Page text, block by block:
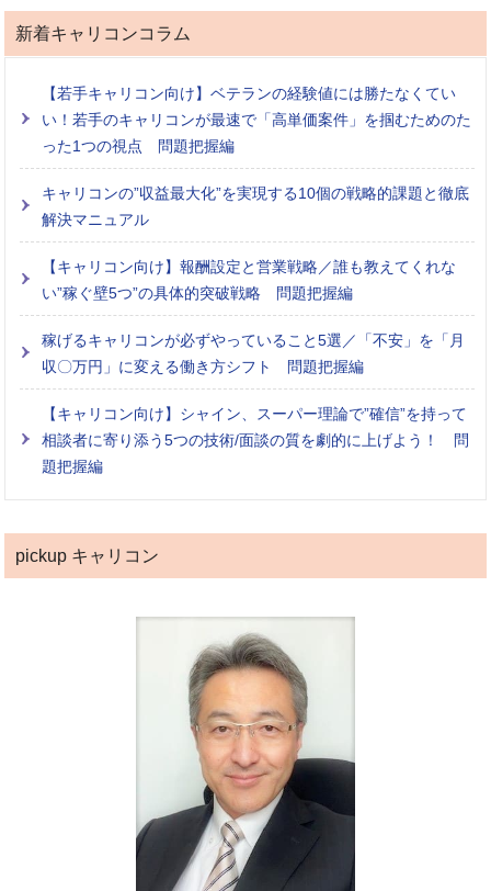
新着キャリコンコラム
【若手キャリコン向け】ベテランの経験値には勝たなくてい
い！若手のキャリコンが最速で「高単価案件」を掴むためのた
った1つの視点 問題把握編
キャリコンの”収益最大化”を実現する10個の戦略的課題と徹底
解決マニュアル
【キャリコン向け】報酬設定と営業戦略／誰も教えてくれな
い”稼ぐ壁5つ”の具体的突破戦略 問題把握編
稼げるキャリコンが必ずやっていること5選／「不安」を「月
収〇万円」に変える働き方シフト 問題把握編
【キャリコン向け】シャイン、スーパー理論で”確信”を持って
相談者に寄り添う5つの技術/面談の質を劇的に上げよう！ 問
題把握編
pickup キャリコン